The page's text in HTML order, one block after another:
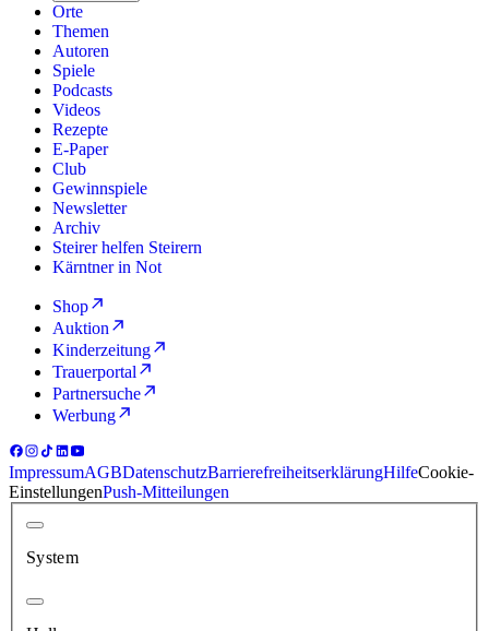
Orte
Themen
Autoren
Spiele
Podcasts
Videos
Rezepte
E-Paper
Club
Gewinnspiele
Newsletter
Archiv
Steirer helfen Steirern
Kärntner in Not
Shop
Auktion
Kinderzeitung
Trauerportal
Partnersuche
Werbung
ImpressumAGBDatenschutzBarrierefreiheitserklärungHilfeCookie-
EinstellungenPush-Mitteilungen
System